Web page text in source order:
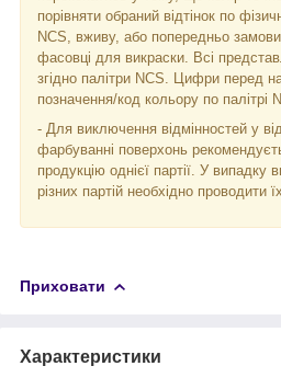
порівняти обраний відтінок по
NCS, вживу, або попередньо
фасовці для викраски. Всі
згідно палітри NCS. Цифри перед
позначення/код кольору по палітрі
- Для виключення відмінностей у
фарбуванні поверхонь
продукцію однієї партії. У випадку
різних партій необхідно проводити
Приховати
Характеристики